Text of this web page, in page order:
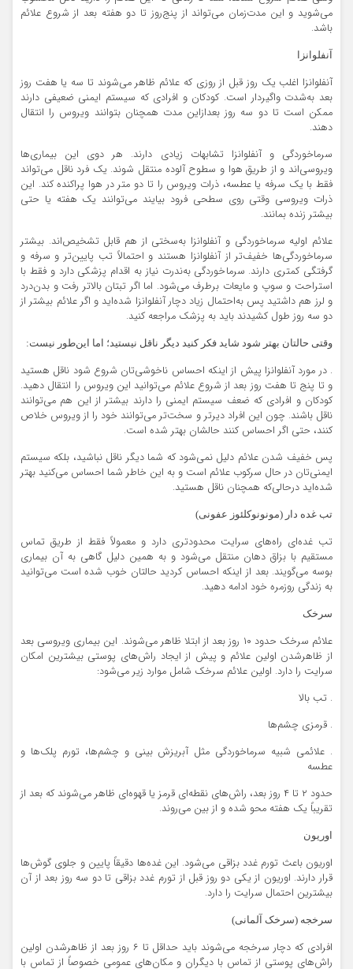
می‌شوید و این مدت‌زمان می‌تواند از پنج‌روز تا دو هفته بعد از شروع علائم
باشد.
آنفلوانزا
آنفلوانزا اغلب یک روز قبل از روزی که علائم ظاهر می‌شوند تا سه یا هفت روز
بعد به‌شدت واگیردار است. کودکان و افرادی که سیستم ایمنی ضعیفی دارند
ممکن است تا دو سه روز بعدازاین مدت همچنان بتوانند ویروس را انتقال
دهند.
سرماخوردگی و آنفلوانزا تشابهات زیادی دارند. هر دوی این بیماری‌ها
ویروسی‌اند و از طریق هوا و سطوح آلوده منتقل شوند. یک فرد ناقل می‌تواند
فقط با یک سرفه یا عطسه، ذرات ویروس را تا دو متر در هوا پراکنده کند. این
ذرات ویروسی وقتی روی سطحی فرود بیایند می‌توانند یک هفته یا حتی
بیشتر زنده بمانند.
علائم اولیه سرماخوردگی و آنفلوانزا به‌سختی از هم قابل تشخیص‌اند. بیشتر
سرماخوردگی‌ها خفیف‌تر از آنفلوانزا هستند و احتمالاً تب پایین‌تر و سرفه و
گرفتگی کمتری دارند. سرماخوردگی به‌ندرت نیاز به اقدام پزشکی دارد و فقط با
استراحت و سوپ و مایعات برطرف می‌شود. اما اگر تبتان بالاتر رفت و بدن‌درد
و لرز هم داشتید پس به‌احتمال زیاد دچار آنفلوانزا شده‌اید و اگر علائم بیشتر از
دو سه روز طول کشیدند باید به پزشک مراجعه کنید.
وقتی حالتان بهتر شود شاید فکر کنید دیگر ناقل نیستید؛ اما این‌طور نیست:
. در مورد آنفلوانزا پیش از اینکه احساس ناخوشی‌تان شروع شود ناقل هستید
و تا پنج تا هفت روز بعد از شروع علائم می‌توانید این ویروس را انتقال دهید.
کودکان و افرادی که ضعف سیستم ایمنی را دارند بیشتر از این هم می‌توانند
ناقل باشند. چون این افراد دیرتر و سخت‌تر می‌توانند خود را از ویروس خلاص
کنند، حتی اگر احساس کنند حالشان بهتر شده است.
پس خفیف شدن علائم دلیل نمی‌شود که شما دیگر ناقل نباشید، بلکه سیستم
ایمنی‌تان در حال سرکوب علائم است و به این خاطر شما احساس می‌کنید بهتر
شده‌اید درحالی‌که همچنان ناقل هستید.
تب غده دار (مونونوکلئوز عفونی)
تب غده‌ای راه‌های سرایت محدودتری دارد و معمولاً فقط از طریق تماس
مستقیم با بزاق دهان منتقل می‌شود و به همین دلیل گاهی به آن بیماری
بوسه می‌گویند. بعد از اینکه احساس کردید حالتان خوب شده است می‌توانید
به زندگی روزمره خود ادامه دهید.
سرخک
علائم سرخک حدود ۱۰ روز بعد از ابتلا ظاهر می‌شوند. این بیماری ویروسی بعد
از ظاهرشدن اولین علائم و پیش از ایجاد راش‌های پوستی بیشترین امکان
سرایت را دارد. اولین علائم سرخک شامل موارد زیر می‌شود:
. تب بالا
. قرمزی چشم‌ها
. علائمی شبیه سرماخوردگی مثل آبریزش بینی و چشم‌ها، تورم پلک‌ها و
عطسه
حدود ۲ تا ۴ روز بعد، راش‌های نقطه‌ای قرمز یا قهوه‌ای ظاهر می‌شوند که بعد از
تقریباً یک هفته محو شده و از بین می‌روند.
اوریون
اوریون باعث تورم غدد بزاقی می‌شود. این غده‌ها دقیقاً پایین و جلوی گوش‌ها
قرار دارند. اوریون از یکی دو روز قبل از تورم غدد بزاقی تا دو سه روز بعد از آن
بیشترین احتمال سرایت را دارد.
سرخجه (سرخک آلمانی)
افرادی که دچار سرخجه می‌شوند باید حداقل تا ۶ روز بعد از ظاهرشدن اولین
راش‌های پوستی از تماس با دیگران و مکان‌های عمومی خصوصاً از تماس با